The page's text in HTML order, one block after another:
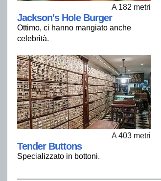
A 182 metri
Jackson's Hole Burger
Ottimo, ci hanno mangiato anche
celebrità.
A 403 metri
Tender Buttons
Specializzato in bottoni.